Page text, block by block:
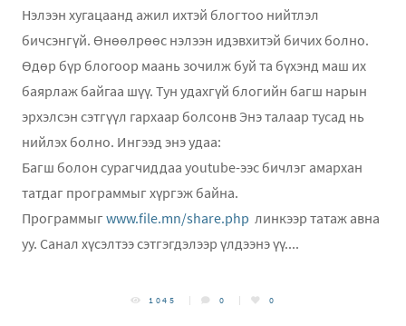
Нэлээн хугацаанд ажил ихтэй блогтоо нийтлэл
бичсэнгүй. Өнөөлрөөс нэлээн идэвхитэй бичих болно.
Өдөр бүр блогоор маань зочилж буй та бүхэнд маш их
баярлаж байгаа шүү. Тун удахгүй блогийн багш нарын
эрхэлсэн сэтгүүл гархаар болсонв Энэ талаар тусад нь
нийлэх болно. Ингээд энэ удаа:
Багш болон сурагчиддаа youtube-ээс бичлэг амархан
татдаг программыг хүргэж байна.
Программыгwww.file.mn/share.php линкээр татаж авна
уу. Санал хүсэлтээ сэтгэгдэлээр үлдээнэ үү....
1045 0 0